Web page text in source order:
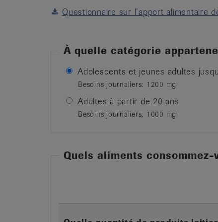
Questionnaire sur l’apport alimentaire
À quelle catégorie
Adolescents et jeunes adultes
Besoins journaliers: 1200 mg
Adultes à partir de 20 ans
Besoins journaliers: 1000 mg
Quels aliments consommez-